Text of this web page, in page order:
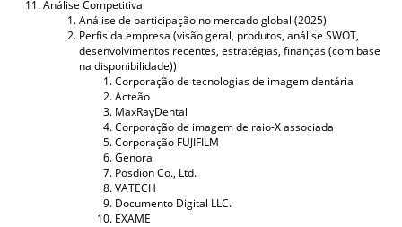
Análise Competitiva
Análise de participação no mercado global (2025)
Perfis da empresa (visão geral, produtos, análise SWOT,
desenvolvimentos recentes, estratégias, finanças (com base
na disponibilidade))
Corporação de tecnologias de imagem dentária
Acteão
MaxRayDental
Corporação de imagem de raio-X associada
Corporação FUJIFILM
Genora
Posdion Co., Ltd.
VATECH
Documento Digital LLC.
EXAME